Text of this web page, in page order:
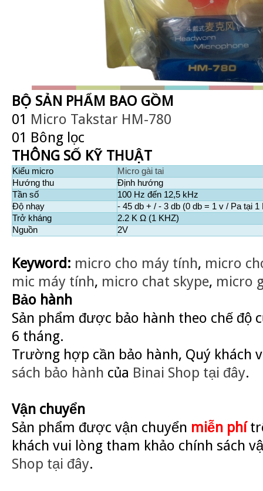
BỘ SẢN PHẨM BAO GỒM
01 Micro Takstar HM-780
01 Bông lọc
THÔNG SỐ KỸ THUẬT
Kiểu micro
Micro gài tai
Hướng thu
Định hướng
Tần số
100 Hz đến 12,5 kHz
Độ nhạy
- 45 db + / - 3 db (0 db = 1 v / Pa tại 1
Trở kháng
2.2 K Ω (1 KHZ)
Nguồn
2V
Keyword: micro cho máy tính, micro
mic máy tính, micro chat skype, micro
Bảo hành
Sản phẩm được bảo hành theo chế độ
6 tháng.
Trường hợp cần bảo hành, Quý khách
sách bảo hành của Binai Shop tại đây.
Vận chuyển
Sản phẩm được vận chuyển miễn phí
khách vui lòng tham khảo chính sách
Shop tại đây.